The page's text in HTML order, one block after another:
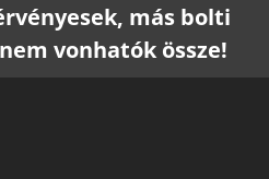
más bolti
vonhatók össze!